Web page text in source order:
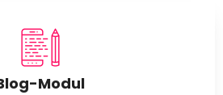
Modul